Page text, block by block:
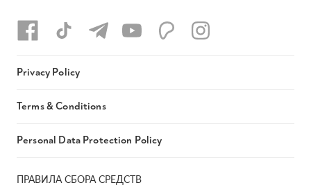
ПРАВИЛА СБОРА СРЕДСТВ
Privacy Policy
Terms & Conditions
Personal Data Protection Policy